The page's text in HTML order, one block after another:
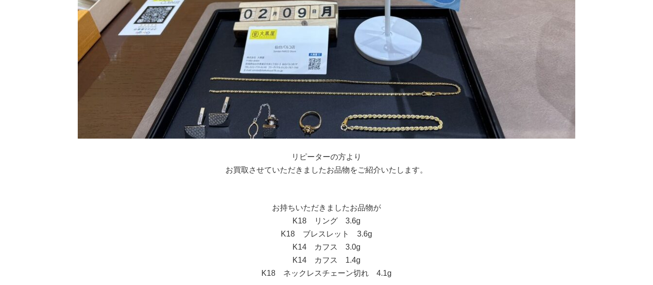
リピーターの方より
お買取させていただきましたお品物をご紹介いたします。
お持ちいただきましたお品物が
K18 リング 3.6g
K18 ブレスレット 3.6g
K14 カフス 3.0g
K14 カフス 1.4g
K18 ネックレスチェーン切れ 4.1g